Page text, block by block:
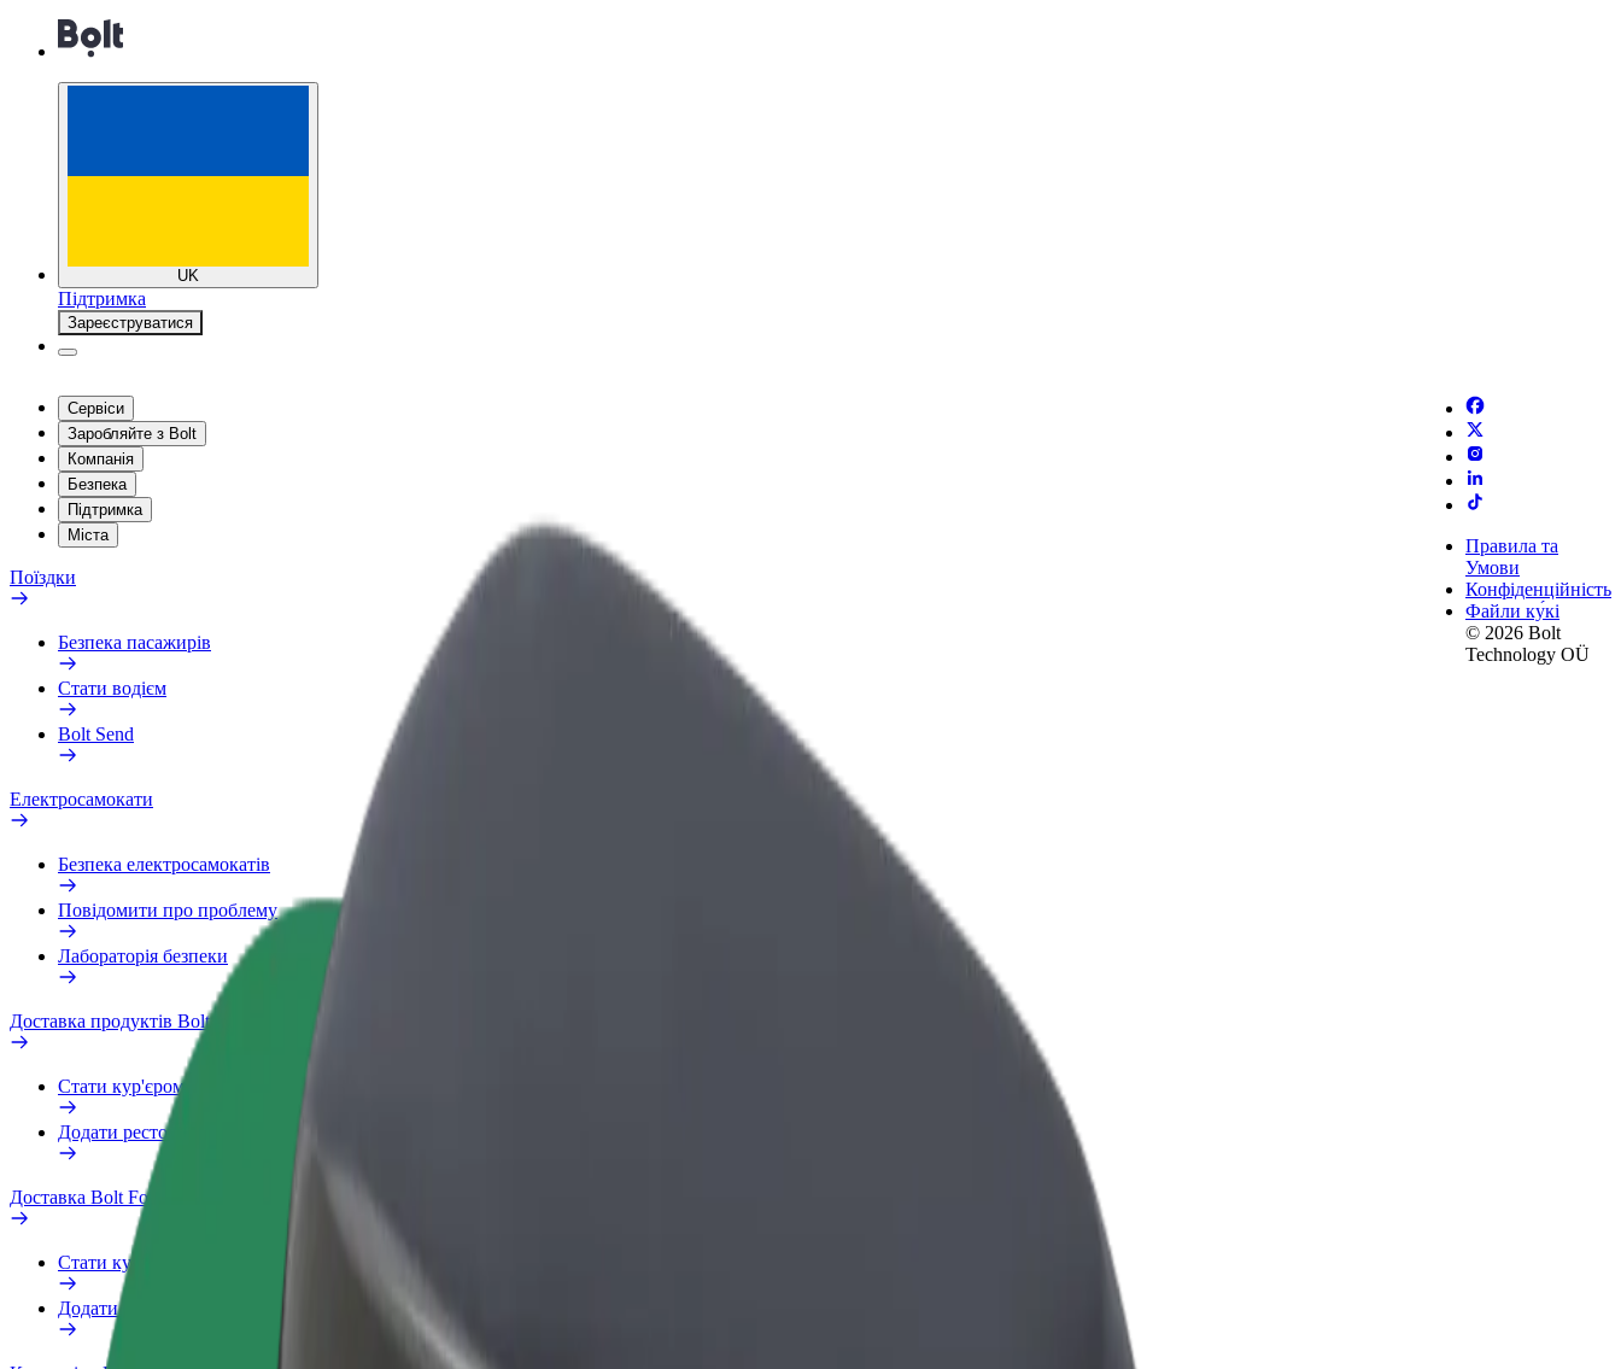
UK
Підтримка
Зареєструватися
Сервіси
Заробляйте з Bolt
Компанія
Безпека
Підтримка
Міста
Поїздки
Безпека пасажирів
Стати водієм
Bolt Send
Електросамокати
Безпека електросамокатів
Повідомити про проблему
Лабораторія безпеки
Доставка продуктів Bolt Market
Стати кур'єром
Додати ресторан чи крамницю
Доставка Bolt Food
Стати кур'єром
Додати ресторан чи крамницю
Правила та
Умови
Конфіденційність
Файли ку́кі
© 2026 Bolt
Technology OÜ